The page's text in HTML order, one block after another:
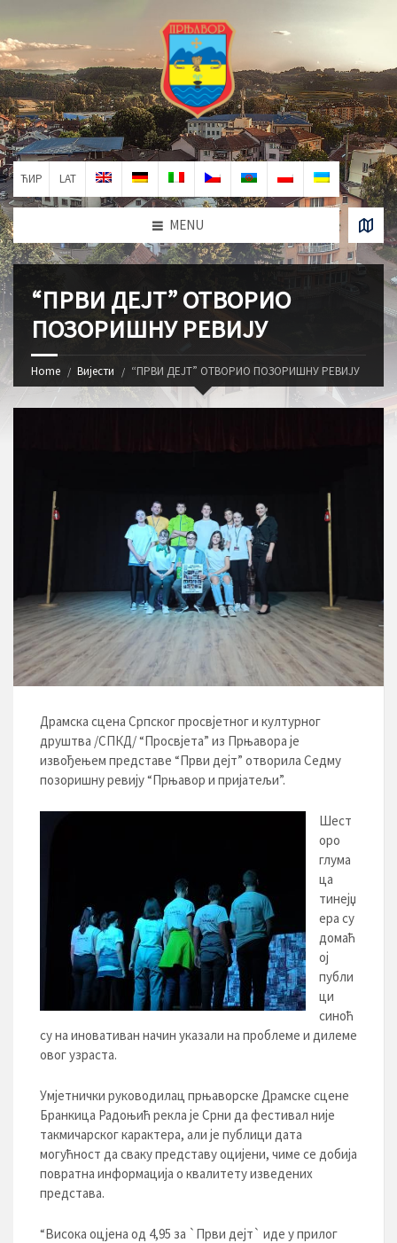
ЋИР LAT
MENU
“ПРВИ ДЕЈТ” ОТВОРИО
ПОЗОРИШНУ РЕВИЈУ
Home Вијести “ПРВИ ДЕЈТ” ОТВОРИО ПОЗОРИШНУ РЕВИЈУ
Драмска сцена Српског просвјетног и културног
друштва /СПКД/ “Просвјета” из Прњавора је
извођењем представе “Први дејт” отворила Седму
позоришну ревију “Прњавор и пријатељи”.
Шест
оро
глума
ца
тинејџ
ера су
домаћ
ој
публи
ци
синоћ
су на иновативан начин указали на проблеме и дилеме
овог узраста.
Умјетнички руководилац прњаворске Драмске сцене
Бранкица Радоњић рекла је Срни да фестивал није
такмичарског карактера, али је публици дата
могућност да сваку представу оцијени, чиме се добија
повратна информација о квалитету изведених
представа.
“Висока оцјена од 4,95 за `Први дејт` иде у прилог